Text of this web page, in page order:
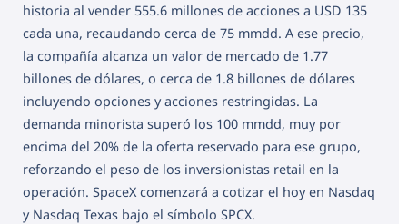
historia al vender 555.6 millones de acciones a USD 135
cada una, recaudando cerca de 75 mmdd. A ese precio,
la compañía alcanza un valor de mercado de 1.77
billones de dólares, o cerca de 1.8 billones de dólares
incluyendo opciones y acciones restringidas. La
demanda minorista superó los 100 mmdd, muy por
encima del 20% de la oferta reservado para ese grupo,
reforzando el peso de los inversionistas retail en la
operación. SpaceX comenzará a cotizar el hoy en Nasdaq
y Nasdaq Texas bajo el símbolo SPCX.